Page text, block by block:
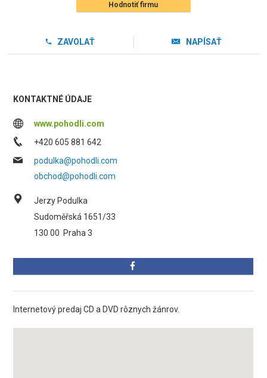
Hodnotiť firmu
ZAVOLAŤ NAPÍSAŤ
KONTAKTNÉ ÚDAJE
www.pohodli.com
+420 605 881 642
podulka@pohodli.com
obchod@pohodli.com
Jerzy Podulka
Sudoměřská 1651/33
130 00 Praha 3
Internetový predaj CD a DVD rôznych žánrov.